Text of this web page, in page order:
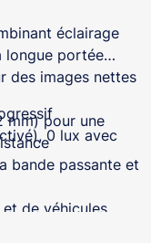
éclairage
longue portée
des images nettes
mm) pour une
bande passante et
de véhicules
0 lux avec
× 1080 à 25/30